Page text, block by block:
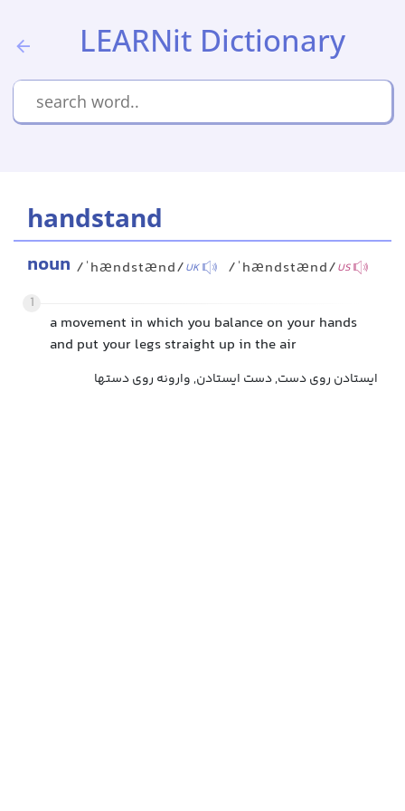
LEARNit Dictionary
handstand
noun /ˈhændstænd/UK /ˈhændstænd/US
1
a movement in which you balance on your hands
and put your legs straight up in the air
ایستادن روی دست, دست ایستادن, وارونه روی دستها